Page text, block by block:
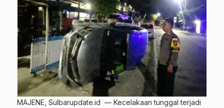
MAJENE, Sulbarupdate.id — Kecelakaan tunggal terjadi